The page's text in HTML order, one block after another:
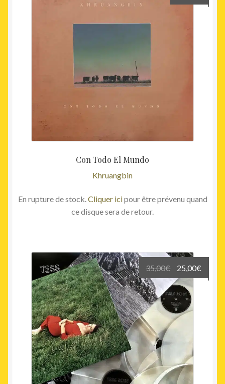
Con Todo El Mundo
Khruangbin
En rupture de stock.Cliquer icipour être prévenu quand
ce disque sera de retour.
35,00€
Le
prix
initial
était :
35,00€.
25,00€
prix